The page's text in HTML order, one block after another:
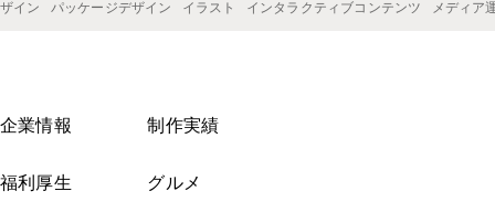
ザイン パッケージデザイン イラスト インタラクティブコンテンツ メディア
企業情報 制作実績
福利厚生 グルメ